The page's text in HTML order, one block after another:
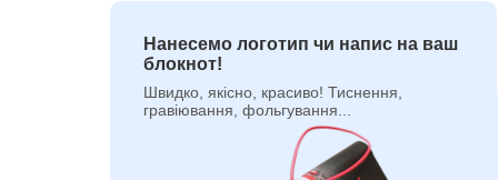
Нанесемо логотип чи напис на ваш
блокнот!
Швидко, якісно, красиво! Тиснення,
гравіювання, фольгування...